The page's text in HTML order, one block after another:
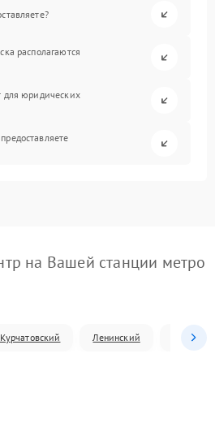
располагаются
для юридических
на Вашей станции метро
Курчатовский Ленинский